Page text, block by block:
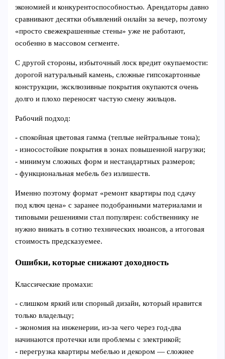
экономией и конкурентоспособностью. Арендаторы давно
сравнивают десятки объявлений онлайн за вечер, поэтому
«просто свежекрашенные стены» уже не работают,
особенно в массовом сегменте.
С другой стороны, избыточный лоск вредит окупаемости:
дорогой натуральный камень, сложные гипсокартонные
конструкции, эксклюзивные покрытия окупаются очень
долго и плохо переносят частую смену жильцов.
Рабочий подход:
- спокойная цветовая гамма (теплые нейтральные тона);
- износостойкие покрытия в зонах повышенной нагрузки;
- минимум сложных форм и нестандартных размеров;
- функциональная мебель без излишеств.
Именно поэтому формат «ремонт квартиры под сдачу
под ключ цена» с заранее подобранными материалами и
типовыми решениями стал популярен: собственнику не
нужно вникать в сотню технических нюансов, а итоговая
стоимость предсказуемее.
Ошибки, которые снижают доходность
Классические промахи:
- слишком яркий или спорный дизайн, который нравится
только владельцу;
- экономия на инженерии, из‑за чего через год‑два
начинаются протечки или проблемы с электрикой;
- перегрузка квартиры мебелью и декором — сложнее